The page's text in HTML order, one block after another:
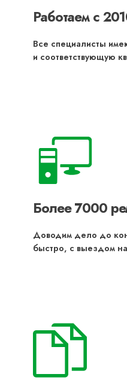
Работаем с
Все специалисты
и соответствующую
Более 7000
Доводим дело до
быстро, с выездом